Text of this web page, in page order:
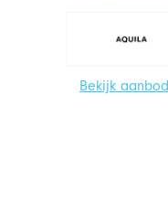
Bekijk aanbod